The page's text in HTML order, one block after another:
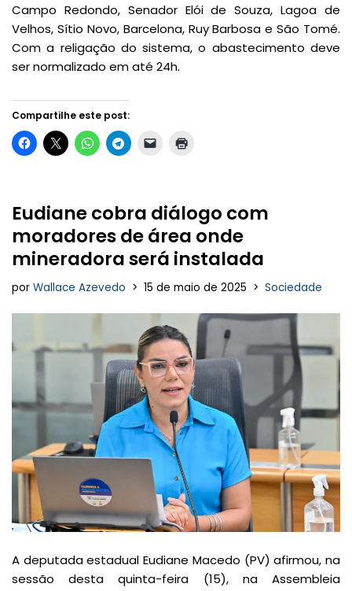
Campo Redondo, Senador Elói de Souza, Lagoa de
Velhos, Sítio Novo, Barcelona, Ruy Barbosa e São Tomé.
Com a religação do sistema, o abastecimento deve
ser normalizado em até 24h.
Compartilhe este post:
Eudiane cobra diálogo com
moradores de área onde
mineradora será instalada
por Wallace Azevedo 15 de maio de 2025 Sociedade
A deputada estadual Eudiane Macedo (PV) afirmou, na
sessão desta quinta-feira (15), na Assembleia